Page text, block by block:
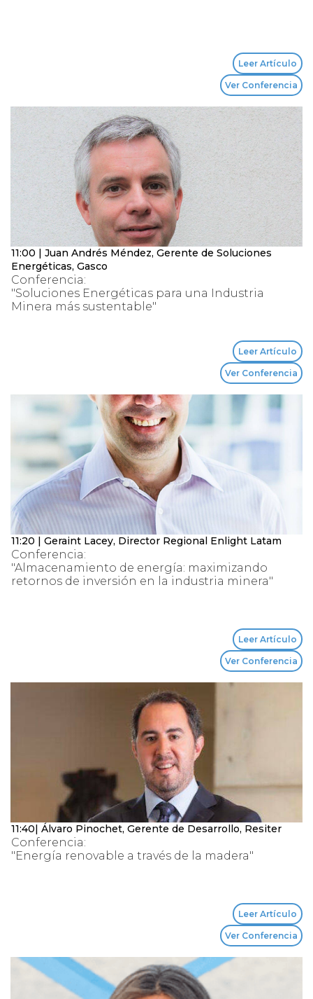
Leer Artículo
Ver Conferencia
11:00 | Juan Andrés Méndez, Gerente de Soluciones
Energéticas, Gasco
Conferencia:
"Soluciones Energéticas para una Industria
Minera más sustentable"
Leer Artículo
Ver Conferencia
11:20 | Geraint Lacey, Director Regional Enlight Latam
Conferencia:
"Almacenamiento de energía: maximizando
retornos de inversión en la industria minera"
Leer Artículo
Ver Conferencia
11:40| Álvaro Pinochet, Gerente de Desarrollo, Resiter
Conferencia:
"Energía renovable a través de la madera"
Leer Artículo
Ver Conferencia